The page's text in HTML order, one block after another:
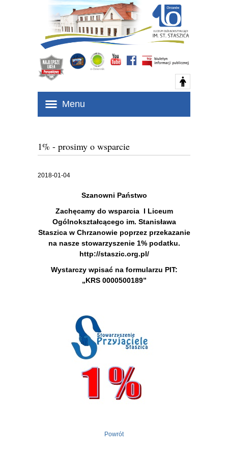
Menu
1% - prosimy o wsparcie
2018-01-04
Szanowni Państwo
Zachęcamy do wsparcia I Liceum
Ogólnokształcącego im. Stanisława
Staszica w Chrzanowie poprzez przekazanie
na nasze stowarzyszenie 1% podatku.
http://staszic.org.pl/
Wystarczy wpisać na formularzu PIT:
„KRS 0000500189”
Powrót